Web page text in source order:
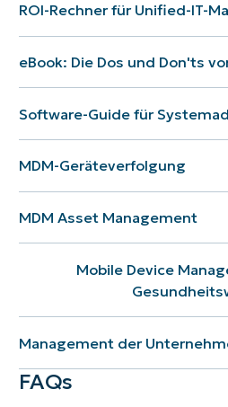
ROI-Rechner für Unified-IT-
eBook: Die Dos und Don'ts
Software-Guide für
MDM-Geräteverfolgung
MDM Asset Management
Mobile Device
Management der
FAQs